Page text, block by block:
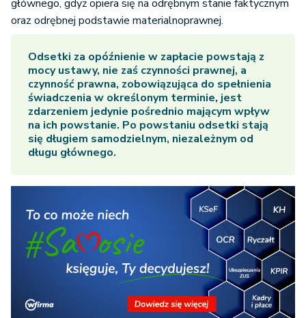
głównego, gdyż opiera się na odrębnym stanie faktycznym
oraz odrębnej podstawie materialnoprawnej.
Odsetki za opóźnienie w zapłacie powstają z
mocy ustawy, nie zaś czynności prawnej, a
czynność prawna, zobowiązująca do spełnienia
świadczenia w określonym terminie, jest
zdarzeniem jedynie pośrednio mającym wpływ
na ich powstanie. Po powstaniu odsetki stają
się długiem samodzielnym, niezależnym od
długu głównego.